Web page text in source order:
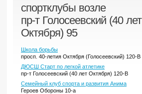
спортклубы возле
пр-т Голосеевский (40 лет
Октября) 95
Школа борьбы
просп. 40-летия Октября (Голосеевский) 120-В
ДЮСШ Старт по легкой атлетике
пр-т Голосеевский (40 лет Октября) 120-В
Семейный клуб спорта и развития Анима
Героев Обороны 10-а